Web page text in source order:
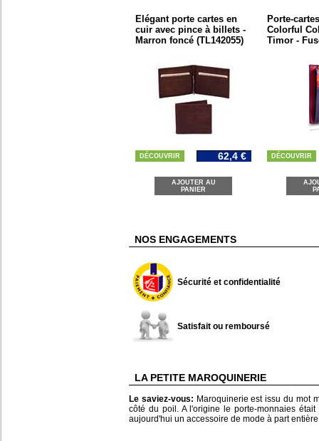
Elégant porte cartes en
cuir avec pince à billets -
Marron foncé (TL142055)
DÉCOUVRIR 62,4 €
AJOUTER AU
PANIER
Porte-
Colorful
Timor -
DÉCOUVRIR
NOS ENGAGEMENTS
Sécurité et confidentialité
Satisfait ou remboursé
LA PETITE MAROQUINERIE
Le saviez-vous: Maroquinerie est issu du mot
côté du poil. A l'origine le porte-monnaies
aujourd'hui un accessoire de mode à part